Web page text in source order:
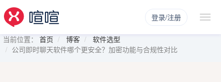
登录/注册
当前位置： 首页 博客
软件选型
公司即时聊天软件哪个更安全？加密功能与合规性对比